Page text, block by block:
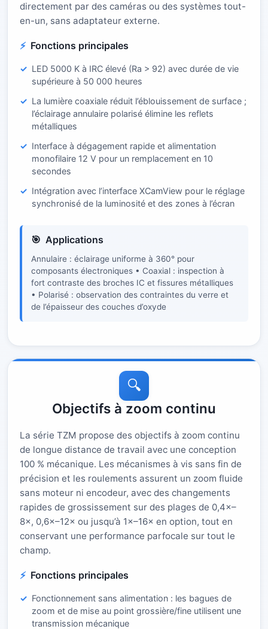
directement par des caméras ou des systèmes tout-
en-un, sans adaptateur externe.
Fonctions principales
LED 5000 K à IRC élevé (Ra > 92) avec durée de vie
supérieure à 50 000 heures
La lumière coaxiale réduit l’éblouissement de surface ;
l’éclairage annulaire polarisé élimine les reflets
métalliques
Interface à dégagement rapide et alimentation
monofilaire 12 V pour un remplacement en 10
secondes
Intégration avec l’interface XCamView pour le réglage
synchronisé de la luminosité et des zones à l’écran
Applications
Annulaire : éclairage uniforme à 360° pour
composants électroniques • Coaxial : inspection à
fort contraste des broches IC et fissures métalliques
• Polarisé : observation des contraintes du verre et
de l’épaisseur des couches d’oxyde
🔍
Objectifs à zoom continu
La série TZM propose des objectifs à zoom continu
de longue distance de travail avec une conception
100 % mécanique. Les mécanismes à vis sans fin de
précision et les roulements assurent un zoom fluide
sans moteur ni encodeur, avec des changements
rapides de grossissement sur des plages de 0,4×–
8×, 0,6×–12× ou jusqu’à 1×–16× en option, tout en
conservant une performance parfocale sur tout le
champ.
Fonctions principales
Fonctionnement sans alimentation : les bagues de
zoom et de mise au point grossière/fine utilisent une
transmission mécanique